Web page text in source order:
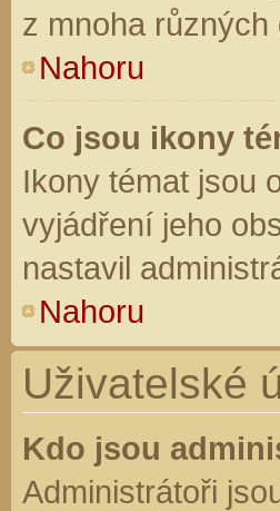
z mnoha různých
Nahoru
Co jsou ikony
Ikony témat jsou
vyjádření jeho
nastavil
Nahoru
Uživatelské
Kdo jsou
Administrátoři